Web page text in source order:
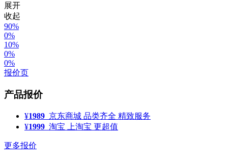
展开
收起
90%
0%
10%
0%
0%
报价页
产品报价
¥1989 京东商城 品类齐全 精致服务
¥1999 淘宝 上淘宝 更超值
更多报价